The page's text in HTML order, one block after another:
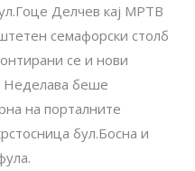
Делчев кај МРТВ
семафорски столб
се и нови
Неделава беше
на порталните
бул.Босна и